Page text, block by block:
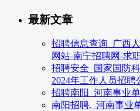
最新文章
招聘信息查询_广西
网站-南宁招聘网-求
招聘安全_国家国防
2024年工作人员招聘
招聘南阳_河南事业
南阳招聘._河南事业